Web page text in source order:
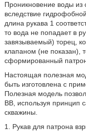
Проникновение воды из
вследствие
длина рукава 1
то вода не попадает в
завязываемый) торец,
клапаном (не показан),
сформированный
Настоящая полезная
быть изготовлена с
Полезная модель
ВВ, используя принцип
скважины.
1. Рукав для патрона